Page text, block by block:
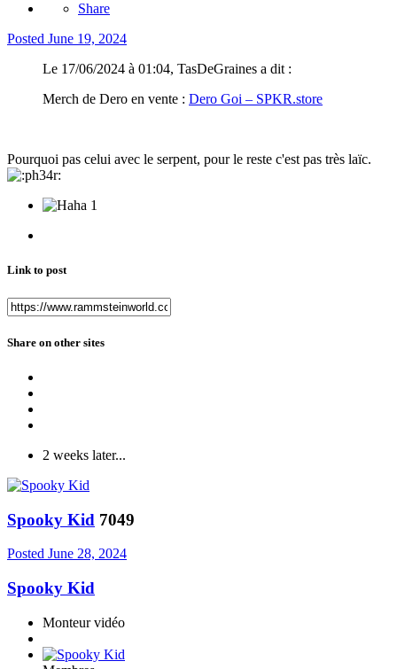
Share
Posted June 19, 2024
Le 17/06/2024 à 01:04, TasDeGraines a dit :
Merch de Dero en vente : Dero Goi – SPKR.store
Pourquoi pas celui avec le serpent, pour le reste c'est pas très laïc.
1
Link to post
Share on other sites
2 weeks later...
Spooky Kid 7049
Posted June 28, 2024
Spooky Kid
Monteur vidéo